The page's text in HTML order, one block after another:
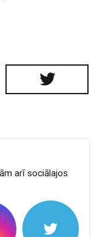
arī sociālajos